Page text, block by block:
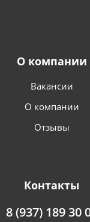
О компании
Вакансии
О компании
Отзывы
Контакты
8 (937) 189 30